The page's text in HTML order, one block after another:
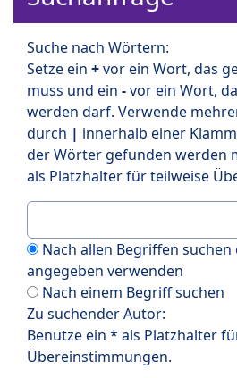
Suche nach Wörtern:
Setze ein +vor ein Wort, das
muss und ein -vor ein Wort,
werden darf. Verwende
durch | innerhalb einer
der Wörter gefunden werden
als Platzhalter für teilweise
Nach allen Begriffen suchen
angegeben verwenden
Nach einem Begriff suchen
Zu suchender Autor:
Benutze ein * als Platzhalter
Übereinstimmungen.